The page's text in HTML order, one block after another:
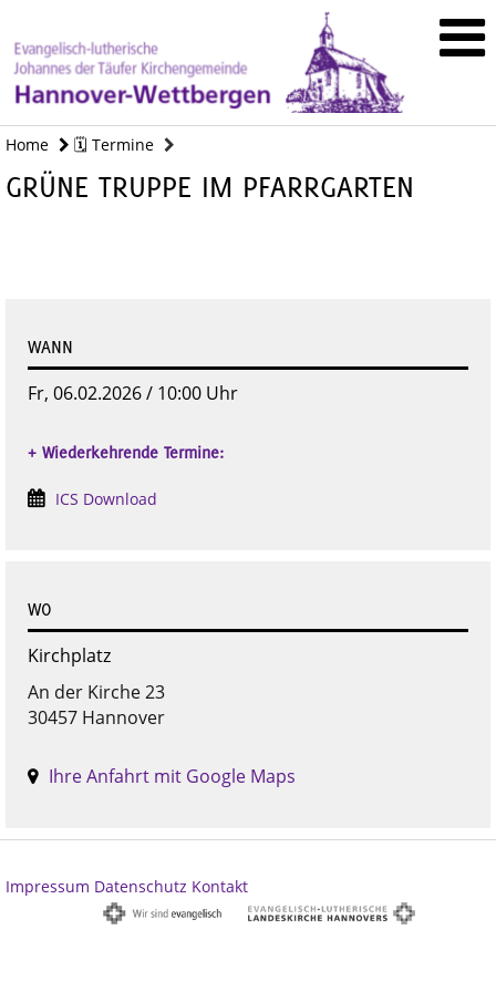
Home 🗓️ Termine
GRÜNE TRUPPE IM PFARRGARTEN
WANN
Fr, 06.02.2026 / 10:00 Uhr
+ Wiederkehrende Termine:
ICS Download
WO
Kirchplatz
An der Kirche 23
30457 Hannover
Ihre Anfahrt mit Google Maps
Impressum Datenschutz Kontakt